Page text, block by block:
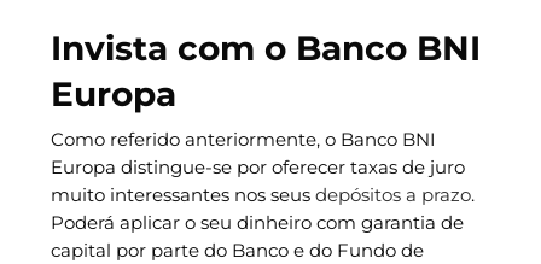
Invista com o Banco BNI
Europa
Como referido anteriormente, o Banco BNI
Europa distingue-se por oferecer taxas de juro
muito interessantes nos seus depósitos a prazo.
Poderá aplicar o seu dinheiro com garantia de
capital por parte do Banco e do Fundo de